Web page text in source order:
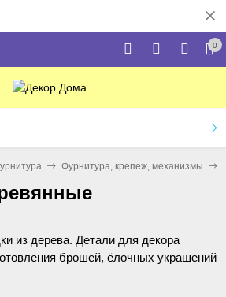
0
Фурнитура, крепеж, механизмы
из дерева. Детали для декора
брошей, ёлочных украшений